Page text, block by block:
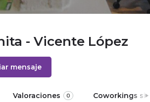
- Vicente López
mensaje
Valoraciones 0 Coworkings